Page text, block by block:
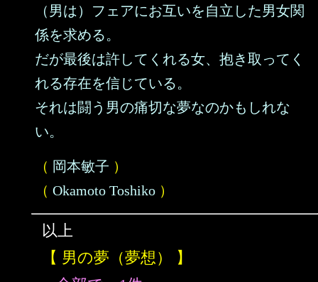
（男は）フェアにお互いを自立した男女関
係を求める。
だが最後は許してくれる女、抱き取ってく
れる存在を信じている。
それは闘う男の痛切な夢なのかもしれな
い。
（ 岡本敏子 ）
（ Okamoto Toshiko ）
以上
【 男の夢（夢想） 】